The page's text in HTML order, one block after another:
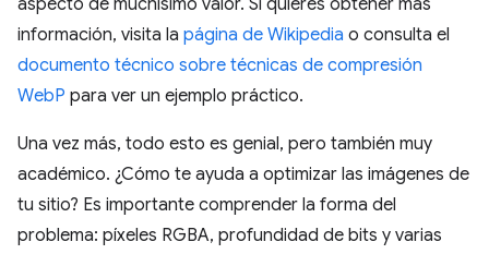
aspecto de muchísimo valor. Si quieres obtener más
información, visita la página de Wikipedia o consulta el
documento técnico sobre técnicas de compresión
WebP para ver un ejemplo práctico.
Una vez más, todo esto es genial, pero también muy
académico. ¿Cómo te ayuda a optimizar las imágenes de
tu sitio? Es importante comprender la forma del
problema: píxeles RGBA, profundidad de bits y varias